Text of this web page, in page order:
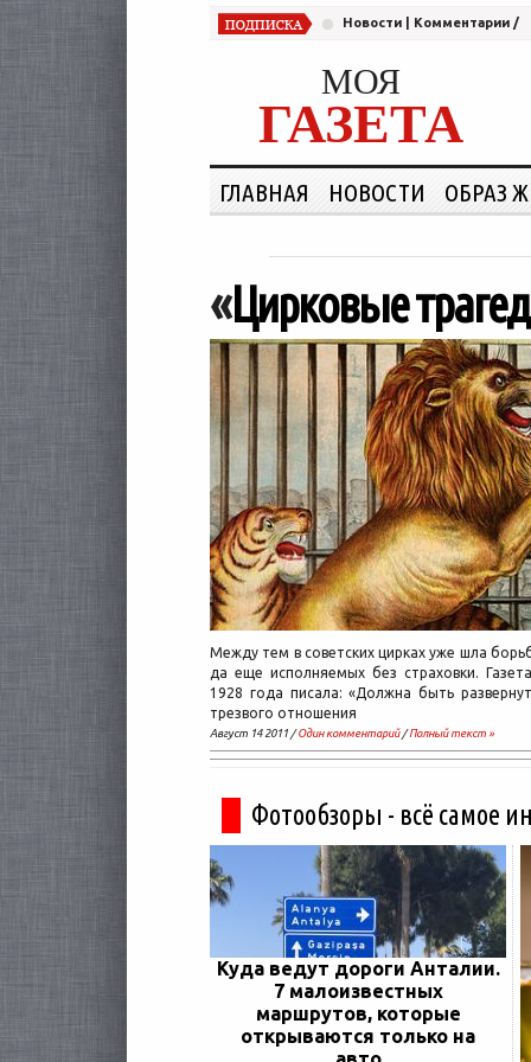
Новости Комментарии /
МОЯ
ГАЗЕТА
ГЛАВНАЯ НОВОСТИ ОБРАЗ
«Цирковые
Между тем в советских цирках уже шла
да еще исполняемых без страховки.
1928 года писала: «Должна быть
трезвого отношения
Август 14 2011 /Один комментарий/Полный текст »
Фотообзоры - всё самое
Куда ведут дороги Анталии.
7 малоизвестных
маршрутов, которые
открываются только на